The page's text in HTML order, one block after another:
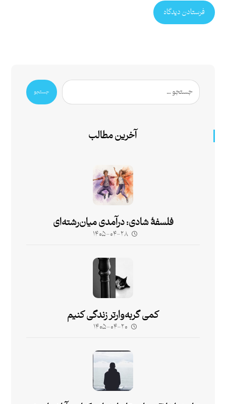
فرستادن دیدگاه
جستجو
آخرین مطالب
فلسفۀ شادی: درآمدی میان‌رشته‌ای
۱۴۰۵-۰۴-۲۸
کمی گربه‌وارتر زندگی کنیم
۱۴۰۵-۰۴-۲۰